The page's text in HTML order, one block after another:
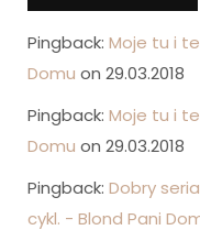
Pingback: Moje tu i
Domu on 29.03.2018
Pingback: Moje tu i
Domu on 29.03.2018
Pingback: Dobry
cykl. - Blond Pani